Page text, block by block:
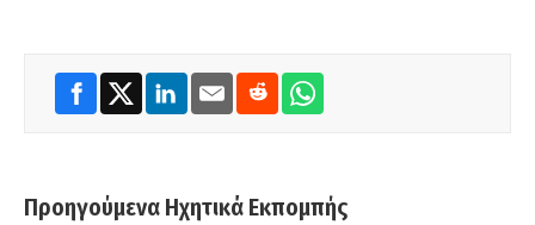
Προηγούμενα Ηχητικά Εκπομπής